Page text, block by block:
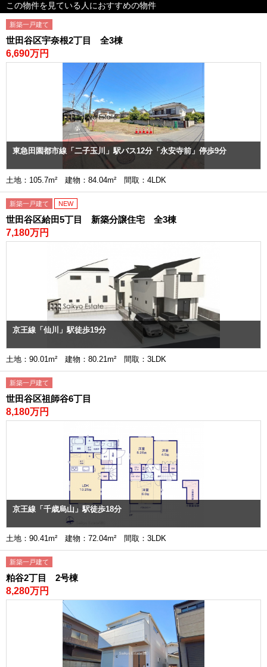
この物件を見ている人におすすめの物件
新築一戸建て
世田谷区宇奈根2丁目 全3棟
6,690万円
東急田園都市線「二子玉川」駅バス12分「永安寺前」停歩9分
土地：105.7m² 建物：84.04m² 間取：4LDK
新築一戸建て NEW
世田谷区給田5丁目 新築分譲住宅 全3棟
7,180万円
京王線「仙川」駅徒歩19分
土地：90.01m² 建物：80.21m² 間取：3LDK
新築一戸建て
世田谷区祖師谷6丁目
8,180万円
京王線「千歳烏山」駅徒歩18分
土地：90.41m² 建物：72.04m² 間取：3LDK
新築一戸建て
粕谷2丁目 2号棟
8,280万円